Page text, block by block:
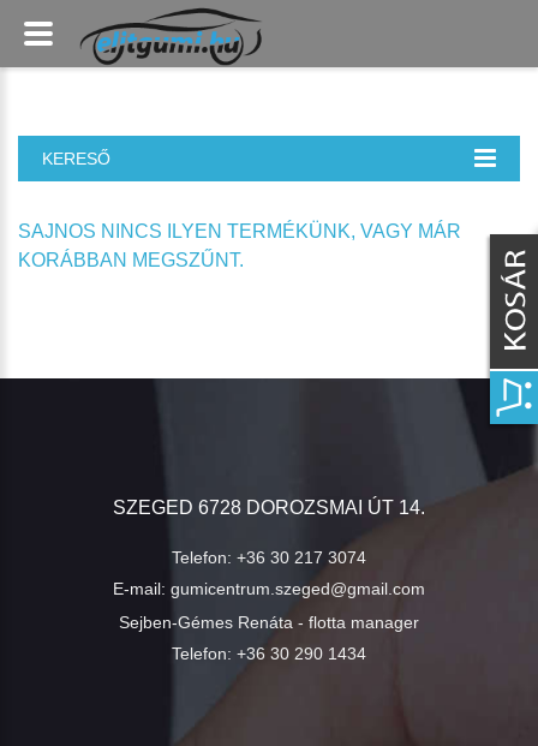
KERESŐ
SAJNOS NINCS ILYEN TERMÉKÜNK, VAGY MÁR
KORÁBBAN MEGSZŰNT.
SZEGED 6728 DOROZSMAI ÚT 14.
Telefon: +36 30 217 3074
E-mail: gumicentrum.szeged@gmail.com
Sejben-Gémes Renáta - flotta manager
Telefon: +36 30 290 1434